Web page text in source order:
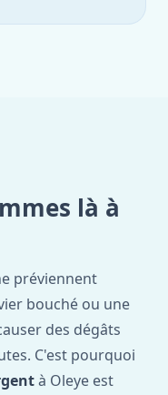
là à
préviennent
bouché ou une
des dégâts
C'est pourquoi
à Oleye est